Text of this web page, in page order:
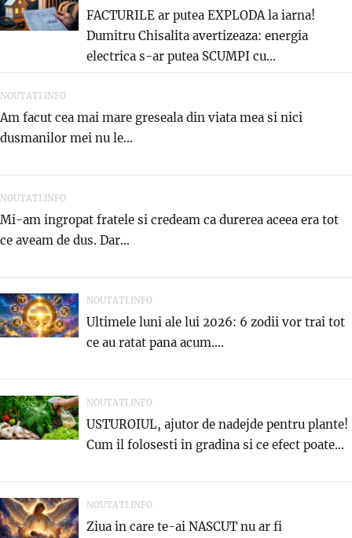
FACTURILE ar putea EXPLODA la iarna!
Dumitru Chisalita avertizeaza: energia
electrica s-ar putea SCUMPI cu...
NOUTATI.INFO
Am facut cea mai mare greseala din viata mea si nici
dusmanilor mei nu le...
NOUTATI.INFO
Mi-am ingropat fratele si credeam ca durerea aceea era tot
ce aveam de dus. Dar...
NOUTATI.INFO
Ultimele luni ale lui 2026: 6 zodii vor trai tot
ce au ratat pana acum....
NOUTATI.INFO
USTUROIUL, ajutor de nadejde pentru plante!
Cum il folosesti in gradina si ce efect poate...
NOUTATI.INFO
Ziua in care te-ai NASCUT nu ar fi